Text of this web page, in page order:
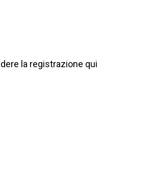
la registrazione qui